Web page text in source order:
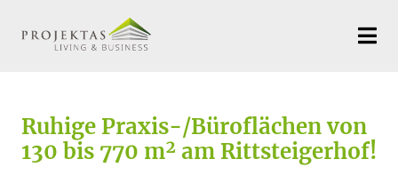
Ruhige Praxis-/Büroflächen von
130 bis 770 m² am Rittsteigerhof!